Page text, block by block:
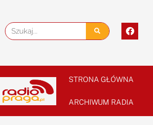
content
Szukaj
F
a
c
o
o
k
STRONA GŁÓWNA
ARCHIWUM RADIA